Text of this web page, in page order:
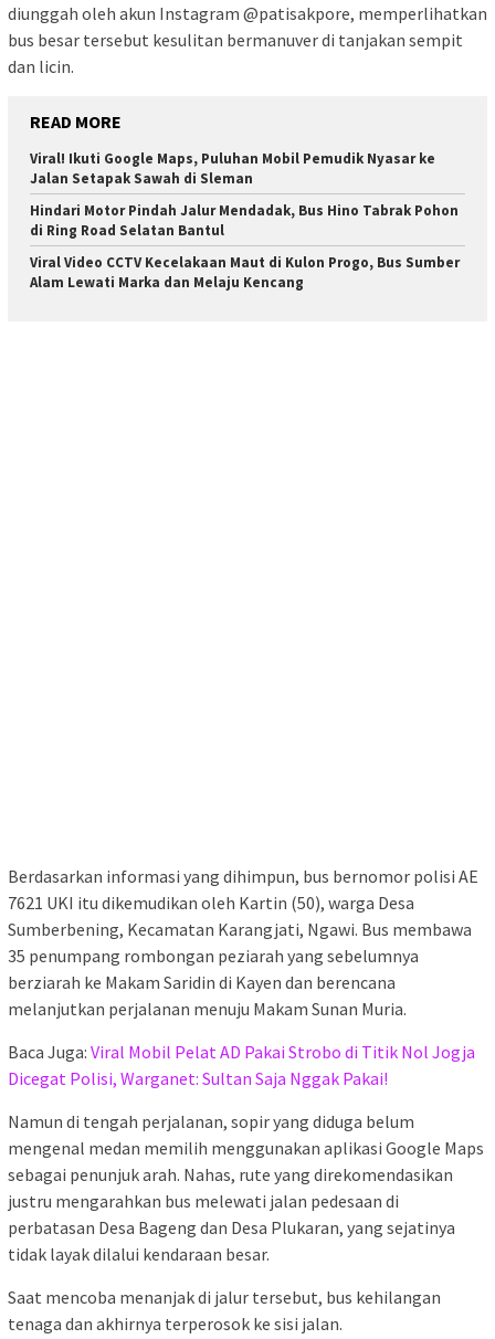
diunggah oleh akun Instagram @patisakpore, memperlihatkan
bus besar tersebut kesulitan bermanuver di tanjakan sempit
dan licin.
READ MORE
Viral! Ikuti Google Maps, Puluhan Mobil Pemudik Nyasar ke
Jalan Setapak Sawah di Sleman
Hindari Motor Pindah Jalur Mendadak, Bus Hino Tabrak Pohon
di Ring Road Selatan Bantul
Viral Video CCTV Kecelakaan Maut di Kulon Progo, Bus Sumber
Alam Lewati Marka dan Melaju Kencang
Berdasarkan informasi yang dihimpun, bus bernomor polisi AE
7621 UKI itu dikemudikan oleh Kartin (50), warga Desa
Sumberbening, Kecamatan Karangjati, Ngawi. Bus membawa
35 penumpang rombongan peziarah yang sebelumnya
berziarah ke Makam Saridin di Kayen dan berencana
melanjutkan perjalanan menuju Makam Sunan Muria.
Baca Juga: Viral Mobil Pelat AD Pakai Strobo di Titik Nol Jogja
Dicegat Polisi, Warganet: Sultan Saja Nggak Pakai!
Namun di tengah perjalanan, sopir yang diduga belum
mengenal medan memilih menggunakan aplikasi Google Maps
sebagai penunjuk arah. Nahas, rute yang direkomendasikan
justru mengarahkan bus melewati jalan pedesaan di
perbatasan Desa Bageng dan Desa Plukaran, yang sejatinya
tidak layak dilalui kendaraan besar.
Saat mencoba menanjak di jalur tersebut, bus kehilangan
tenaga dan akhirnya terperosok ke sisi jalan.